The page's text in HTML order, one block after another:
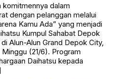
komitmennya dalam
dengan pelanggan melalui
Kamu Ada” yang menjadi
Kumpul Sahabat Depok
Alun-Alun Grand Depok City,
(21/6). Program
Daihatsu kepada